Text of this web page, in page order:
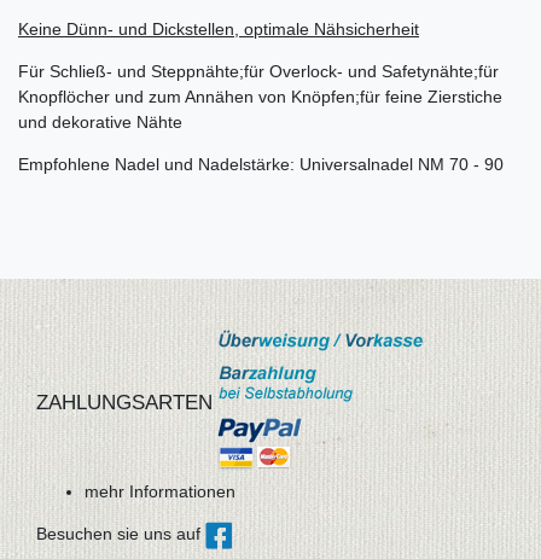
Keine Dünn- und Dickstellen, optimale Nähsicherheit
Für Schließ- und Steppnähte;für Overlock- und Safetynähte;für
Knopflöcher und zum Annähen von Knöpfen;für feine Zierstiche
und dekorative Nähte
Empfohlene Nadel und Nadelstärke: Universalnadel NM 70 - 90
ZAHLUNGSARTEN
mehr Informationen
Besuchen sie uns auf